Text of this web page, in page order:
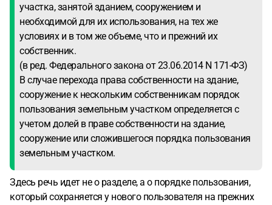
участка, занятой зданием, сооружением и
необходимой для их использования, на тех же
условиях и в том же объеме, что и прежний их
собственник.
(в ред. Федерального закона от 23.06.2014 N 171-ФЗ)
В случае перехода права собственности на здание,
сооружение к нескольким собственникам порядок
пользования земельным участком определяется с
учетом долей в праве собственности на здание,
сооружение или сложившегося порядка пользования
земельным участком.
Здесь речь идет не о разделе, а о порядке пользования,
который сохраняется у нового пользователя на прежних